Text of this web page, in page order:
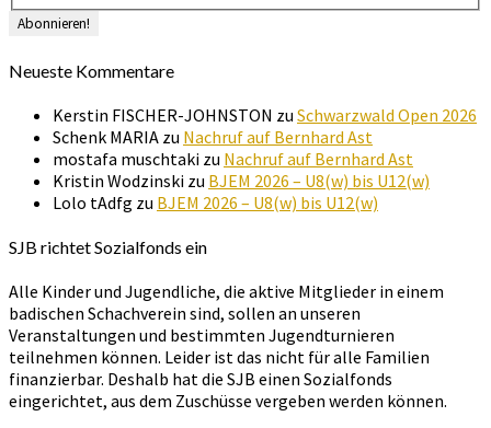
Neueste Kommentare
Kerstin FISCHER-JOHNSTON zu Schwarzwald Open 2026
Schenk MARIA zu Nachruf auf Bernhard Ast
mostafa muschtaki zu Nachruf auf Bernhard Ast
Kristin Wodzinski zu BJEM 2026 – U8(w) bis U12(w)
Lolo tAdfg zu BJEM 2026 – U8(w) bis U12(w)
SJB richtet Sozialfonds ein
Alle Kinder und Jugendliche, die aktive Mitglieder in einem
badischen Schachverein sind, sollen an unseren
Veranstaltungen und bestimmten Jugendturnieren
teilnehmen können. Leider ist das nicht für alle Familien
finanzierbar. Deshalb hat die SJB einen Sozialfonds
eingerichtet, aus dem Zuschüsse vergeben werden können.